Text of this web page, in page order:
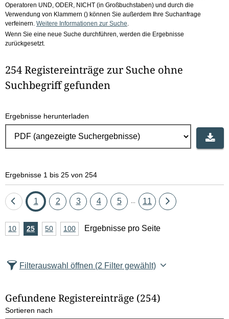
Operatoren UND, ODER, NICHT (in Großbuchstaben) und durch die
Verwendung von Klammern () können Sie außerdem Ihre Suchanfrage
verfeinern. Weitere Informationen zur Suche
Wenn Sie eine neue Suche durchführen, werden die Ergebnisse
zurückgesetzt.
254 Registereinträge zur Suche ohne
Suchbegriff gefunden
Ergebnisse herunterladen
Ergebnisse 1 bis 25 von 254
Eine
zurück
Seite
1 Seite
2 Seite
3 Seite
4 Seite
5 Seite
11
Eine
A
z
l
E
10Ergebnisse
25Ergebnisse
50Ergebnisse
100Ergebnisse
Ergebnisse pro Seite
Filterauswahl öffnen (2 Filter gewählt)
Gefundene Registereinträge (254)
Sortieren nach